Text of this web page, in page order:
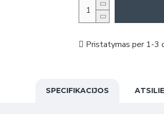
Pristatymas per 1-3
SPECIFIKACIJOS